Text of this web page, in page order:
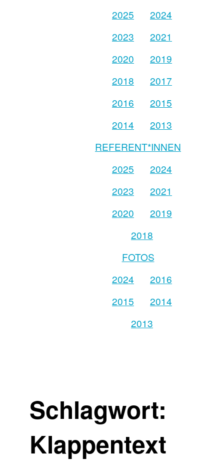
2025
2024
2023
2021
2020
2019
2018
2017
2016
2015
2014
2013
REFERENT*INNEN
2025
2024
2023
2021
2020
2019
2018
FOTOS
2024
2016
2015
2014
2013
Schlagwort:
Klappentext